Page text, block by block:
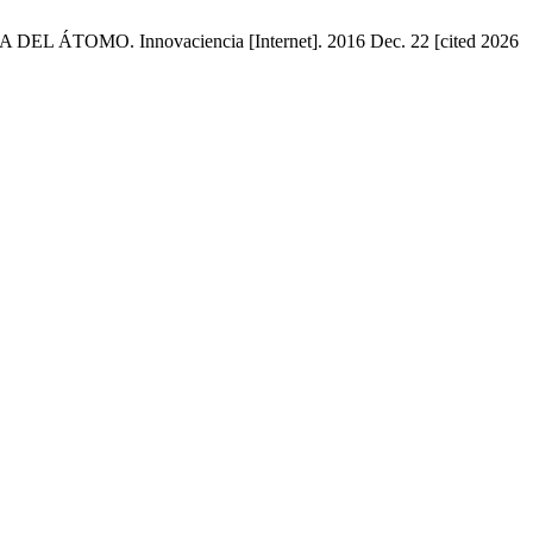
ÁTOMO. Innovaciencia [Internet]. 2016 Dec. 22 [cited 2026